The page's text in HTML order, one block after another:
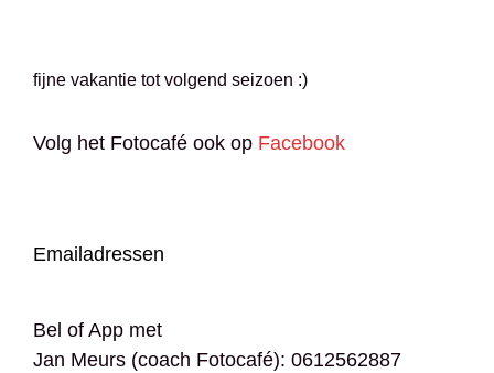
fijne vakantie tot volgend seizoen :)
Volg het Fotocafé ook op Facebook
Emailadressen
Bel of App met
Jan Meurs (coach Fotocafé): 0612562887